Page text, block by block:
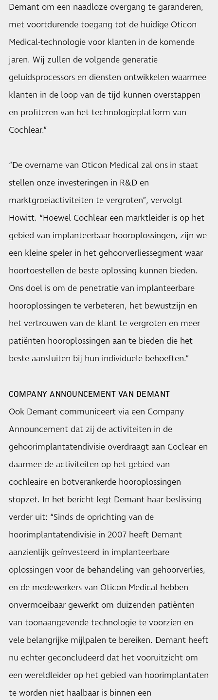
Demant om een ​​naadloze overgang te garanderen,
met voortdurende toegang tot de huidige Oticon
Medical-technologie voor klanten in de komende
jaren. Wij zullen de volgende generatie
geluidsprocessors en diensten ontwikkelen waarmee
klanten in de loop van de tijd kunnen overstappen
en profiteren van het technologieplatform van
Cochlear.”
“De overname van Oticon Medical zal ons in staat
stellen onze investeringen in R&D en
marktgroeiactiviteiten te vergroten”, vervolgt
Howitt. “Hoewel Cochlear een marktleider is op het
gebied van implanteerbaar hooroplossingen, zijn we
een kleine speler in het gehoorverliessegment waar
hoortoestellen de beste oplossing kunnen bieden.
Ons doel is om de penetratie van implanteerbare
hooroplossingen te verbeteren, het bewustzijn en
het vertrouwen van de klant te vergroten en meer
patiënten hooroplossingen aan te bieden die het
beste aansluiten bij hun individuele behoeften.”
COMPANY ANNOUNCEMENT VAN DEMANT
Ook Demant communiceert via een Company
Announcement dat zij de activiteiten in de
gehoorimplantatendivisie overdraagt aan Coclear en
daarmee de activiteiten op het gebied van
cochleaire en botverankerde hooroplossingen
stopzet. In het bericht legt Demant haar beslissing
verder uit: “Sinds de oprichting van de
hoorimplantatendivisie in 2007 heeft Demant
aanzienlijk geïnvesteerd in implanteerbare
oplossingen voor de behandeling van gehoorverlies,
en de medewerkers van Oticon Medical hebben
onvermoeibaar gewerkt om duizenden patiënten
van toonaangevende technologie te voorzien en
vele belangrijke mijlpalen te bereiken. Demant heeft
nu echter geconcludeerd dat het vooruitzicht om
een ​​wereldleider op het gebied van hoorimplantaten
te worden niet haalbaar is binnen een